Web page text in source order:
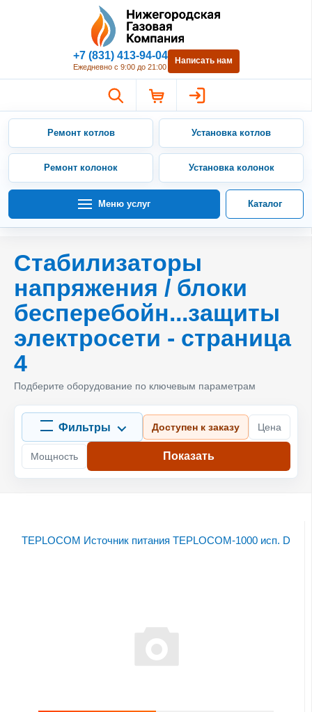
Нижегородская Газовая
+7 (831) 413-94-04
Ежедневно с 9:00 до 21:00
Написать нам
Ремонт котлов Установка котлов
Ремонт колонок Установка колонок
Меню услуг Каталог
Стабилизаторы
напряжения / блоки
бесперебойн...защиты
электросети - страница
4
Подберите оборудование по ключевым параметрам
Фильтры Доступен к заказу Цена
Мощность Показать
TEPLOCOM Источник питания ТEPLOCOM-1000 исп. D